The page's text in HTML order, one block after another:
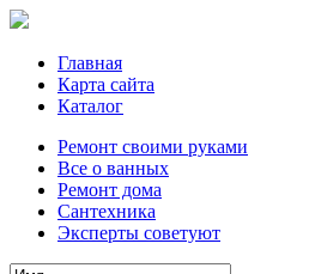
Главная
Карта сайта
Каталог
Ремонт своими руками
Все о ванных
Ремонт дома
Сантехника
Эксперты советуют